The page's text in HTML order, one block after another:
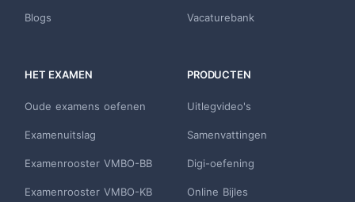
Blogs Vacaturebank
HET EXAMEN
Oude examens oefenen
Examenuitslag
Examenrooster VMBO-BB
Examenrooster VMBO-KB
PRODUCTEN
Uitlegvideo's
Samenvattingen
Digi-oefening
Online Bijles